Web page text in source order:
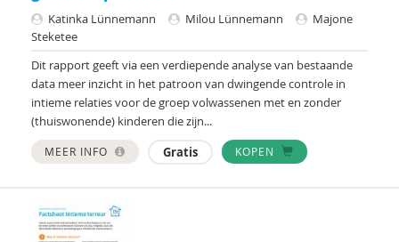
Edith Geurts
Sophie Gillfeather-Spetere
Barbara Godwaldt
Hans Grietens
Jeanne Gubbels
Katinka Lünnemann Milou Lünnemann
Majone
Steketee
Dit rapport geeft via een verdiepende analyse van bestaande
data meer inzicht in het patroon van dwingende controle in
intieme relaties voor de groep volwassenen met en zonder
(thuiswonende) kinderen die zijn...
MEER INFO Gratis KOPEN